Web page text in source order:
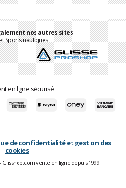
nos autres sites
Sports nautiques
en ligne sécurisé
de confidentialité et gestion des
cookies
Glisshop.com vente en ligne depuis 1999